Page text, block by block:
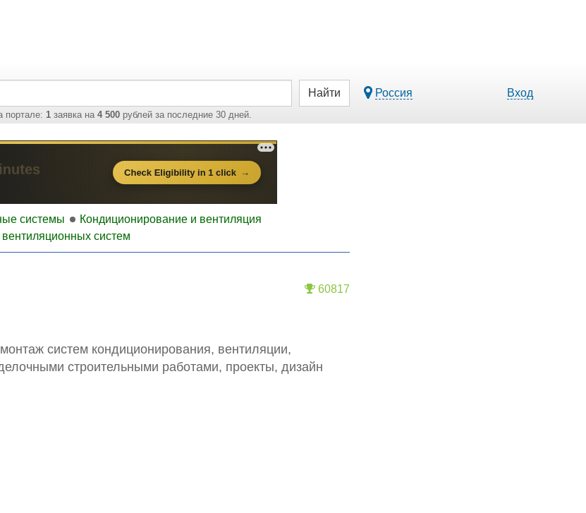
портале: 1 заявка на 4 500 рублей за последние 30 дней.
Найти Россия Вход
системы
Кондиционирование и вентиляция
систем
60817
систем кондиционирования, вентиляции,
строительными работами, проекты, дизайн